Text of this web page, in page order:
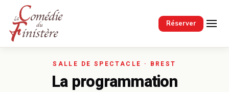
Réserver
Passer au contenu principal
La programmation